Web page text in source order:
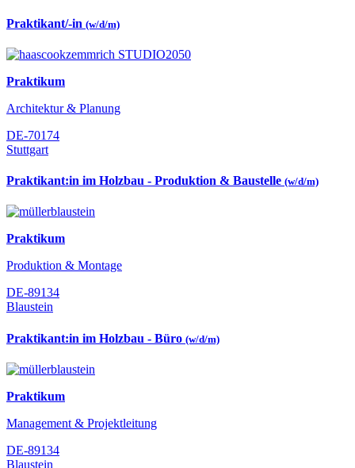
Praktikant/-in (w/d/m)
Praktikum
Architektur & Planung
DE-70174
Stuttgart
Praktikant:in im Holzbau - Produktion & Baustelle (w/d/m)
Praktikum
Produktion & Montage
DE-89134
Blaustein
Praktikant:in im Holzbau - Büro (w/d/m)
Praktikum
Management & Projektleitung
DE-89134
Blaustein